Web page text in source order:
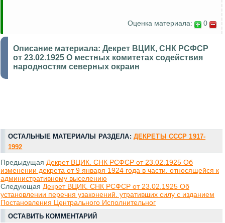
Оценка материала: 0
Описание материала: Декрет ВЦИК, СНК РСФСР
от 23.02.1925 О местных комитетах содействия
народностям северных окраин
ОСТАЛЬНЫЕ МАТЕРИАЛЫ РАЗДЕЛА: ДЕКРЕТЫ СССР 1917-
1992
Предыдущая Декрет ВЦИК. СНК РСФСР от 23.02.1925 Об
изменении декрета от 9 января 1924 года в части. относящейся к
административному выселению
Следующая Декрет ВЦИК. СНК РСФСР от 23.02.1925 Об
установлении перечня узаконений. утративших силу с изданием
Постановления Центрального Исполнительног
ОСТАВИТЬ КОММЕНТАРИЙ